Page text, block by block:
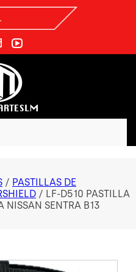
/ PASTILLAS DE
/ LF-D510 PASTILLA
NISSAN SENTRA B13